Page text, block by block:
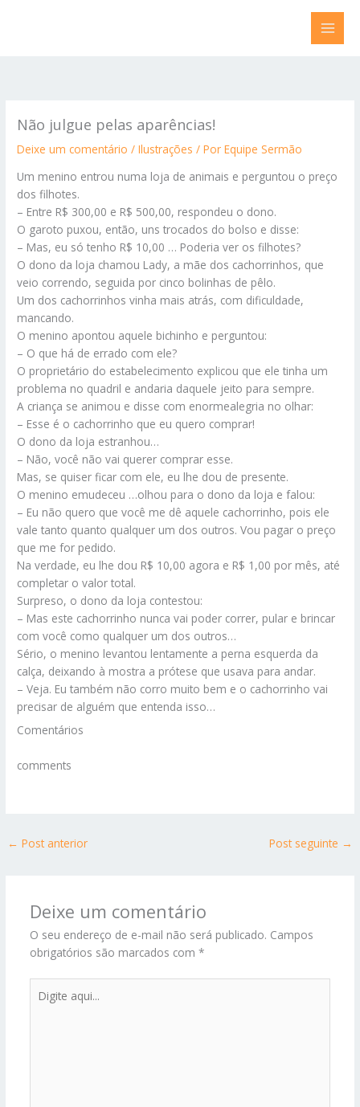
Não julgue pelas aparências!
Deixe um comentário /Ilustrações / PorEquipe Sermão
Um menino entrou numa loja de animais e perguntou o preço
dos filhotes.
– Entre R$ 300,00 e R$ 500,00, respondeu o dono.
O garoto puxou, então, uns trocados do bolso e disse:
– Mas, eu só tenho R$ 10,00 … Poderia ver os filhotes?
O dono da loja chamou Lady, a mãe dos cachorrinhos, que
veio correndo, seguida por cinco bolinhas de pêlo.
Um dos cachorrinhos vinha mais atrás, com dificuldade,
mancando.
O menino apontou aquele bichinho e perguntou:
– O que há de errado com ele?
O proprietário do estabelecimento explicou que ele tinha um
problema no quadril e andaria daquele jeito para sempre.
A criança se animou e disse com enormealegria no olhar:
– Esse é o cachorrinho que eu quero comprar!
O dono da loja estranhou…
– Não, você não vai querer comprar esse.
Mas, se quiser ficar com ele, eu lhe dou de presente.
O menino emudeceu …olhou para o dono da loja e falou:
– Eu não quero que você me dê aquele cachorrinho, pois ele
vale tanto quanto qualquer um dos outros. Vou pagar o preço
que me for pedido.
Na verdade, eu lhe dou R$ 10,00 agora e R$ 1,00 por mês, até
completar o valor total.
Surpreso, o dono da loja contestou:
– Mas este cachorrinho nunca vai poder correr, pular e brincar
com você como qualquer um dos outros…
Sério, o menino levantou lentamente a perna esquerda da
calça, deixando à mostra a prótese que usava para andar.
– Veja. Eu também não corro muito bem e o cachorrinho vai
precisar de alguém que entenda isso…
Comentários
comments
← Post anterior Post seguinte →
Deixe um comentário
O seu endereço de e-mail não será publicado. Campos
obrigatórios são marcados com *
aqui...